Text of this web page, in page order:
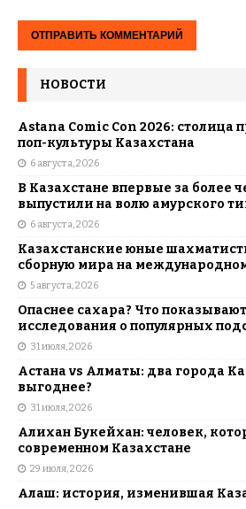
НОВОСТИ
Astana Comic Con 2026: столица
поп-культуры Казахстана
6 августа, 2026
В Казахстане впервые за более
выпустили на волю амурского
6 августа, 2026
Казахстанские юные
сборную мира на
5 августа, 2026
Опаснее сахара? Что
исследования о популярных
31 июля, 2026
Астана vs Алматы: два города
выгоднее?
31 июля, 2026
Алихан Букейхан: человек,
современном Казахстане
29 июля, 2026
Алаш: история, изменившая